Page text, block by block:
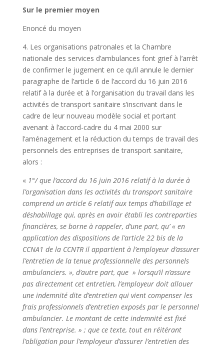
Sur le premier moyen
Enoncé du moyen
4. Les organisations patronales et la Chambre
nationale des services d’ambulances font grief à l’arrêt
de confirmer le jugement en ce qu’il annule le dernier
paragraphe de l’article 6 de l’accord du 16 juin 2016
relatif à la durée et à l’organisation du travail dans les
activités de transport sanitaire s’inscrivant dans le
cadre de leur nouveau modèle social et portant
avenant à l’accord-cadre du 4 mai 2000 sur
l’aménagement et la réduction du temps de travail des
personnels des entreprises de transport sanitaire,
alors :
« 1°/ que l’accord du 16 juin 2016 relatif à la durée à
l’organisation dans les activités du transport sanitaire
comprend un article 6 relatif aux temps d’habillage et
déshabillage qui, après en avoir établi les contreparties
financières, se borne à rappeler, d’une part, qu’ « en
application des dispositions de l’article 22 bis de la
CCNA1 de la CCNTR il appartient à l’employeur d’assurer
l’entretien de la tenue professionnelle des personnels
ambulanciers. », d’autre part, que » lorsqu’il n’assure
pas directement cet entretien, l’employeur doit allouer
une indemnité dite d’entretien qui vient compenser les
frais professionnels d’entretien exposés par le personnel
ambulancier. Le montant de cette indemnité est fixé
dans l’entreprise. » ; que ce texte, tout en réitérant
l’obligation pour l’employeur d’assurer l’entretien des